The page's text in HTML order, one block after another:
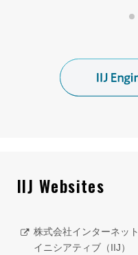
IIJ Websites
株式会社インターネット
イニシアティブ（IIJ）